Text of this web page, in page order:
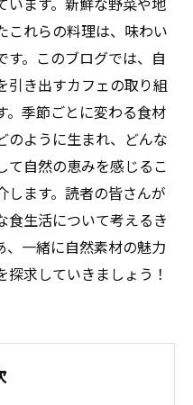
います。新鮮な野菜や地
これらの料理は、味わい
す。このブログでは、自
引き出すカフェの取り組
。季節ごとに変わる食材
のように生まれ、どんな
て自然の恵みを感じるこ
します。読者の皆さんが
食生活について考えるき
、一緒に自然素材の魅力
求していきましょう！